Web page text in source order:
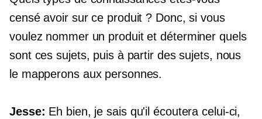
censé avoir sur ce produit ? Donc, si vous
voulez nommer un produit et déterminer quels
sont ces sujets, puis à partir des sujets, nous
le mapperons aux personnes.
Jesse: Eh bien, je sais qu'il écoutera celui-ci,